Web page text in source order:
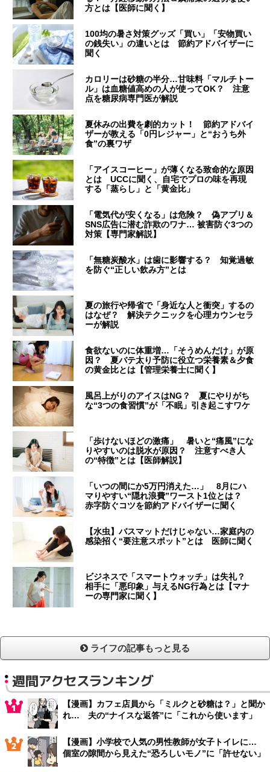
方とは【医師に聞く】
100均の暑さ対策グッズ「買い」「安物買い
の銭失い」の違いとは 節約アドバイザーに
聞く
カロリーは砂糖の半分…甘味料「マルチトー
ル」は血糖値高めの人が使ってOK？ 注意
点を糖尿病専門医が解説
夏休みの出費を劇的カット！ 節約アドバイ
ザーが教える「0円レジャー」と“おうち外
食”の裏ワザ
「アイスコーヒー」が薄くなる致命的な原因
とは UCCに聞く、自宅でプロの味を再現
する「蒸らし」と「黄金比」
「電気代が安くなる」は危険？ 偽アプリ＆
SNS広告に潜む詐欺のワナ… 被害防ぐ3つの
対策【専門家解説】
「無糖炭酸水」は歯に影響する？ 知覚過敏
を防ぐ“正しい飲み方”とは
夏の旅行や帰省で「身近な人と衝突」するの
はなぜ？ 解決テクニックを心理カウンセラ
ーが解説
食欲ないのに体重増…「そうめんだけ」が原
因？ 夏バテ太り予防に役立つ栄養素＆夕食
の黄金比とは【管理栄養士に聞く】
風呂上がりのアイスはNG？ 夏にやりがち
な“3つの食習慣”が「不眠」引き起こすワケ
「歩けないほどの激痛」 暑いと“痛風”にな
りやすいのは脱水が原因？ 注意すべき人
の“特徴”とは【医師解説】
「いつの間にか5万円消えた…」 8月にハ
マりやすい“隠れ浪費”ワースト1位とは？
赤字防ぐコツを節約アドバイザーに聞く
【水虫】バスマットだけじゃない…家庭内の
感染招く“要注意スポット”とは 医師に聞く
ビジネスで「スマートウォッチ」は失礼？
相手に「悪印象」与えるNG行為とは【マナ
ーの専門家に聞く】
ライフの記事もっと見る
週間アクセスランキング
【漫画】カフェ店員から「ミルクと砂糖は？」と聞か
れ… 夫の“ナイスな返答”に「これから使います」
【漫画】小学校で人気の男性教師が女子トイレに…
個室の隙間から見えた“恐ろしいモノ”に「許せない」